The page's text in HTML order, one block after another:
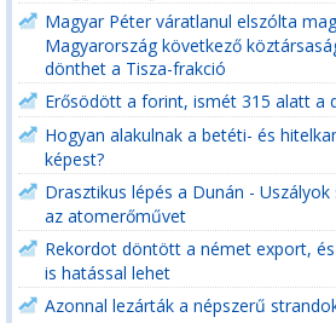
Magyar Péter váratlanul elszólta
Magyarország következő
dönthet a Tisza-frakció
Erősödött a forint, ismét 315 alatt a
Hogyan alakulnak a betéti- és
képest?
Drasztikus lépés a Dunán -
az atomerőművet
Rekordot döntött a német export,
is hatással lehet
Azonnal lezárták a népszerű